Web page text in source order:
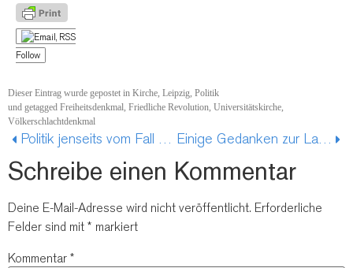
Follow
Dieser Eintrag wurde gepostet in Kirche, Leipzig, Politik
und getagged Freiheitsdenkmal, Friedliche Revolution, Universitätskirche,
Völkerschlachtdenkmal
Politik jenseits vom Fall Edathy Einige Gedanken zur Lage in der Ukraine
Schreibe einen Kommentar
Deine E-Mail-Adresse wird nicht veröffentlicht. Erforderliche
Felder sind mit * markiert
Kommentar *